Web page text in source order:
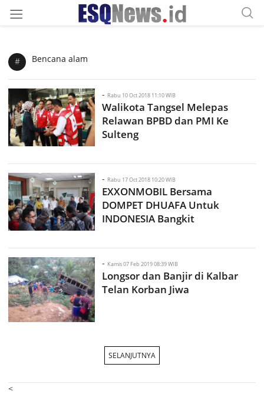
# Bencana alam
- Rabu 10 Oct 2018 11:10 WIB
Walikota Tangsel Melepas
Relawan BPBD dan PMI Ke
Sulteng
- Rabu 17 Oct 2018 10:20 WIB
EXXONMOBIL Bersama
DOMPET DHUAFA Untuk
INDONESIA Bangkit
- Kamis 07 Feb 2019 08:39 WIB
Longsor dan Banjir di Kalbar
Telan Korban Jiwa
SELANJUTNYA
<